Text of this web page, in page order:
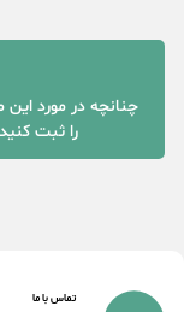
چنانچه در مورد این
را ثبت
تماس با ما